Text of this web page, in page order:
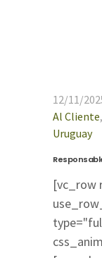
12/11/
Al Cliente,
Uruguay
[vc_row